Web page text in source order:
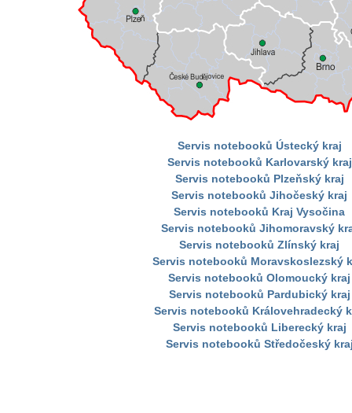
Servis notebooků Ústecký kraj
Servis notebooků Karlovarský kraj
Servis notebooků Plzeňský kraj
Servis notebooků Jihočeský kraj
Servis notebooků Kraj Vysočina
Servis notebooků Jihomoravský
Servis notebooků Zlínský kraj
Servis notebooků Moravskoslezský
Servis notebooků Olomoucký kraj
Servis notebooků Pardubický kraj
Servis notebooků Královehradecký
Servis notebooků Liberecký kraj
Servis notebooků Středočeský